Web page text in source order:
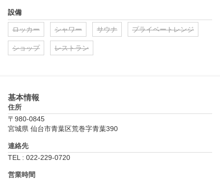
設備
ロッカー シャワー サウナ プライベートレンジ
ショップ レストラン
基本情報
住所
〒980-0845
宮城県 仙台市青葉区荒巻字青葉390
連絡先
TEL : 022-229-0720
営業時間